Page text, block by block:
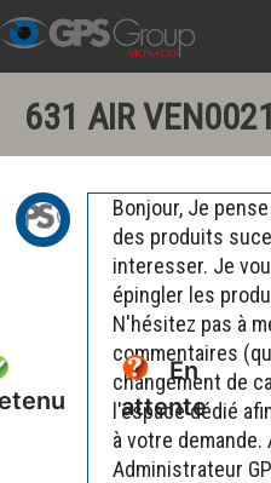
631 AIR
En
attente
Bonjour, Je
des produits
interesser. Je
épingler les
N'hésitez pas à
commentaires
changement de
l'espace dédié
à votre
Administrateur